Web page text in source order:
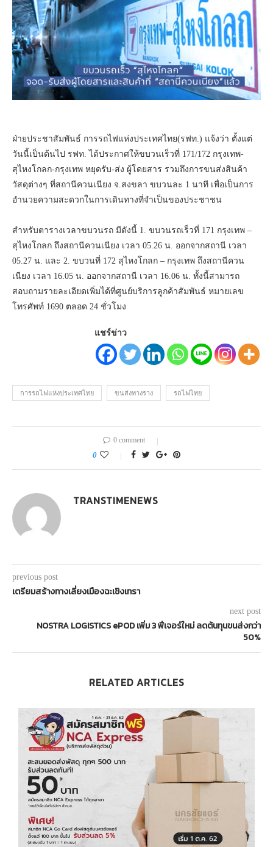
ฝ่ายประชาสัมพันธ์ การรถไฟแห่งประเทศไทย(รฟท.) แจ้งว่า ตั้งแต่
วันนี้เป็นต้นไป รฟท. ได้ประกาศให้ขบวนเร็วที่ 171/172 กรุงเทพ-
สุไหงโกลก-กรุงเทพ หยุดรับ-ส่ง ผู้โดยสาร รวมถึงการขนส่งสินค้า
วัสดุต่างๆ ที่สถานีควนเนียง จ.สงขลา ขบวนละ 1 นาที เพื่อเป็นการ
อำนวยความสะดวกในการเดินทางที่จำเป็นของประชาชน
สำหรับตารางเวลาขบวนรถ มีดังนี้ 1. ขบวนรถเร็วที่ 171 กรุงเทพ –
สุไหงโกลก ถึงสถานีควนเนียง เวลา 05.26 น. ออกจากสถานี เวลา
05.27 น. และ 2. ขบวนที่ 172 สุไหงโกลก – กรุงเทพ ถึงสถานีควน
เนียง เวลา 16.05 น. ออกจากสถานี เวลา 16.06 น. ทั้งนี้สามารถ
สอบถามรายละเอียดเพิ่มได้ที่ศูนย์บริการลูกค้าสัมพันธ์ หมายเลข
โทรศัพท์ 1690 ตลอด 24 ชั่วโมง
แชร์ข่าว
การรถไฟแห่งประเทศไทย ขนส่งทางราง รถไฟไทย
0 comment
0
TRANSTIMENEWS
previous post
เตรียมสร้างทางเลี่ยงเมืองฉะเชิงเทรา
next post
NOSTRA LOGISTICS ePOD เพิ่ม 3 ฟีเจอร์ใหม่ ลดต้นทุนขนส่งกว่า
50%
RELATED ARTICLES